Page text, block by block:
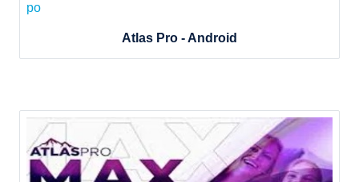
po
Atlas Pro - Android